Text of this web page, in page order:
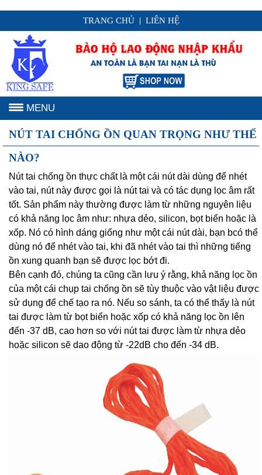
TRANG CHỦ LIÊN HỆ
MENU
NÚT TAI CHỐNG ỒN QUAN TRỌNG NHƯ THẾ
NÀO?
Nút tai chống ồn thực chất là một cái nút dài dùng để nhét
vào tai, nút này được gọi là nút tai và có tác dụng lọc âm rất
tốt. Sản phẩm này thường được làm từ những nguyên liệu
có khả năng lọc âm như: nhựa dẻo, silicon, bọt biển hoặc là
xốp. Nó có hình dáng giống như một cái nút dài, bạn bcó thể
dùng nó để nhét vào tai, khi đã nhét vào tai thì những tiếng
ồn xung quanh bạn sẽ được lọc bớt đi.
Bên cạnh đó, chúng ta cũng cần lưu ý rằng, khả năng lọc ồn
của một cái chụp tai chống ồn sẽ tùy thuộc vào vật liệu được
sử dụng để chế tạo ra nó. Nếu so sánh, ta có thể thấy là nút
tai được làm từ bọt biển hoặc xốp có khả năng lọc ồn lên
đến -37 dB, cao hơn so với nút tai được làm từ nhựa dẻo
hoặc silicon sẽ dao động từ -22dB cho đến -34 dB.